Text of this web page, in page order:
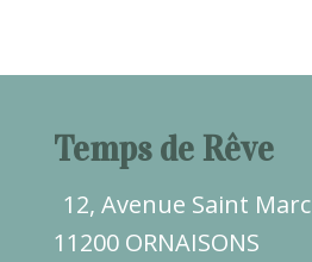
Temps de Rêve
12, Avenue Saint Marc
11200 ORNAISONS